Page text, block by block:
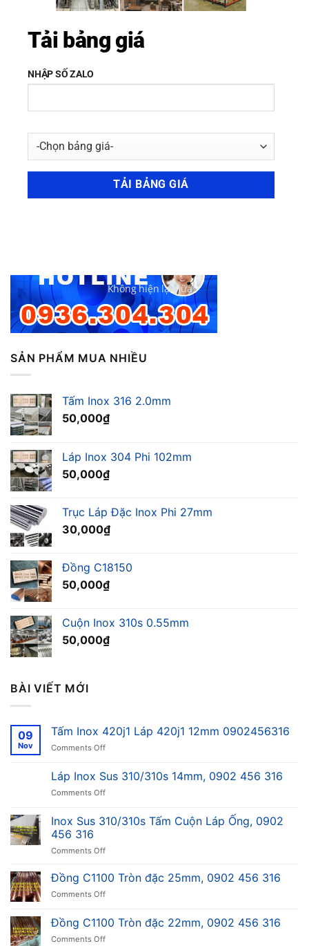
316L no1,tấm inox 420 no1,tấm inox 430 no1.
TẤM INOX BA TẤM INOX GƯƠNG 8K
SẢN PHẨM MUA NHIỀU
Tấm Inox 316 2.0mm
50,000₫
Láp Inox 304 Phi 102mm
50,000₫
Trục Láp Đặc Inox Phi 27mm
30,000₫
Đồng C18150
50,000₫
Cuộn Inox 310s 0.55mm
50,000₫
BÀI VIẾT MỚI
09
Nov
Tấm Inox 420j1 Láp 420j1 12mm 0902456316
Comments Offon
Inox
420j1
Láp
12mm
0902456316
Láp Inox Sus 310/310s 14mm, 0902 456 316
Comments Offon
Inox
Sus
14mm,
456
Inox Sus 310/310s Tấm Cuộn Láp Ống, 0902
456 316
Comments Offon
Sus
310/310s
Tấm
Láp
Đồng C1100 Tròn đặc 25mm, 0902 456 316
Comments Offon
C1100
Tròn
đặc
Đồng C1100 Tròn đặc 22mm, 0902 456 316
Comments Offon
Tải bảng giá
NHẬP SỐ ZALO
Không hiện lại nữa!